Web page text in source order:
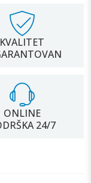
KVALITET
ONLINE
24/7